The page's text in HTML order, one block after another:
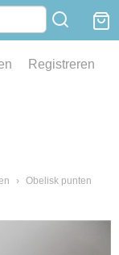
Registreren
› Obelisk punten